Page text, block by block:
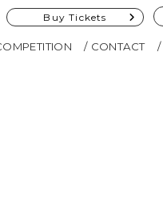
Buy Tickets
CONTACT